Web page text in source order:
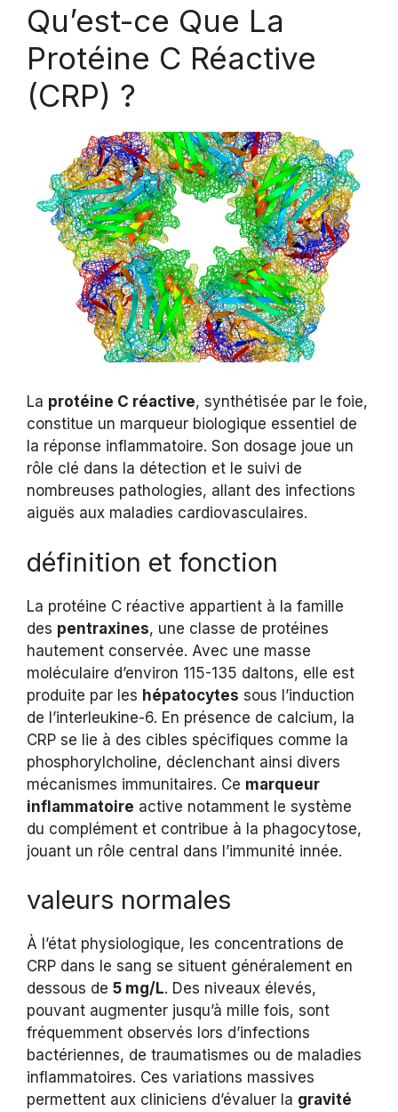
Qu’est-ce Que La
Protéine C Réactive
(CRP) ?
La protéine C réactive, synthétisée par le foie,
constitue un marqueur biologique essentiel de
la réponse inflammatoire. Son dosage joue un
rôle clé dans la détection et le suivi de
nombreuses pathologies, allant des infections
aiguës aux maladies cardiovasculaires.
définition et fonction
La protéine C réactive appartient à la famille
des pentraxines, une classe de protéines
hautement conservée. Avec une masse
moléculaire d’environ 115-135 daltons, elle est
produite par les hépatocytes sous l’induction
de l’interleukine-6. En présence de calcium, la
CRP se lie à des cibles spécifiques comme la
phosphorylcholine, déclenchant ainsi divers
mécanismes immunitaires. Ce marqueur
inflammatoire active notamment le système
du complément et contribue à la phagocytose,
jouant un rôle central dans l’immunité innée.
valeurs normales
À l’état physiologique, les concentrations de
CRP dans le sang se situent généralement en
dessous de 5 mg/L. Des niveaux élevés,
pouvant augmenter jusqu’à mille fois, sont
fréquemment observés lors d’infections
bactériennes, de traumatismes ou de maladies
inflammatoires. Ces variations massives
permettent aux cliniciens d’évaluer la gravité